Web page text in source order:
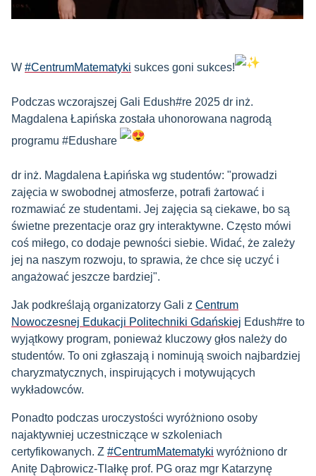
W #CentrumMatematyki sukces goni sukces!
Podczas wczorajszej Gali Edush#re 2025 dr inż.
Magdalena Łapińska została uhonorowana nagrodą
programu #Edushare
dr inż. Magdalena Łapińska wg studentów: "prowadzi
zajęcia w swobodnej atmosferze, potrafi żartować i
rozmawiać ze studentami. Jej zajęcia są ciekawe, bo są
świetne prezentacje oraz gry interaktywne. Często mówi
coś miłego, co dodaje pewności siebie. Widać, że zależy
jej na naszym rozwoju, to sprawia, że chce się uczyć i
angażować jeszcze bardziej".
Jak podkreślają organizatorzy Gali z Centrum
Nowoczesnej Edukacji Politechniki Gdańskiej Edush#re to
wyjątkowy program, ponieważ kluczowy głos należy do
studentów. To oni zgłaszają i nominują swoich najbardziej
charyzmatycznych, inspirujących i motywujących
wykładowców.
Ponadto podczas uroczystości wyróżniono osoby
najaktywniej uczestniczące w szkoleniach
certyfikowanych. Z #CentrumMatematyki wyróżniono dr
Anitę Dąbrowicz-Tlałkę prof. PG oraz mgr Katarzynę